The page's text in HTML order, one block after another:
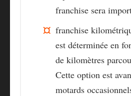
franchise sera
franchise
est déterminée en
de kilomètres
Cette option est
motards